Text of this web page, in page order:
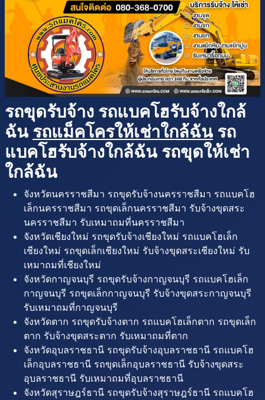
รถขุดรับจ้าง รถแบคโฮรับจ้างใกล้
ฉัน รถแม็คโครให้เช่าใกล้ฉัน รถ
แบคโฮรับจ้างใกล้ฉัน รถขุดให้เช่า
ใกล้ฉัน
จังหวัดนครราชสีมา รถขุดรับจ้างนครราชสีมา รถแบคโฮ
เล็กนครราชสีมา รถขุดเล็กนครราชสีมา รับจ้างขุดสระ
นครราชสีมา รับเหมาถมที่นครราชสีมา
จังหวัดเชียงใหม่ รถขุดรับจ้างเชียงใหม่ รถแบคโฮเล็ก
เชียงใหม่ รถขุดเล็กเชียงใหม่ รับจ้างขุดสระเชียงใหม่ รับ
เหมาถมที่เชียงใหม่
จังหวัดกาญจนบุรี รถขุดรับจ้างกาญจนบุรี รถแบคโฮเล็ก
กาญจนบุรี รถขุดเล็กกาญจนบุรี รับจ้างขุดสระกาญจนบุรี
รับเหมาถมที่กาญจนบุรี
จังหวัดตาก รถขุดรับจ้างตาก รถแบคโฮเล็กตาก รถขุดเล็ก
ตาก รับจ้างขุดสระตาก รับเหมาถมที่ตาก
จังหวัดอุบลราชธานี รถขุดรับจ้างอุบลราชธานี รถแบคโฮ
เล็กอุบลราชธานี รถขุดเล็กอุบลราชธานี รับจ้างขุดสระ
อุบลราชธานี รับเหมาถมที่อุบลราชธานี
จังหวัดสุราษฎร์ธานี รถขุดรับจ้างสุราษฎร์ธานี รถแบคโฮ